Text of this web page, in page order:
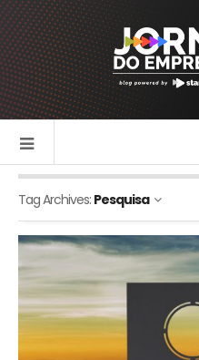
Tag Archives: Pesquisa